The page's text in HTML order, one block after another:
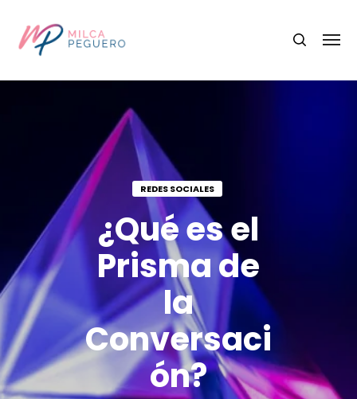
REDES SOCIALES
¿Qué es el
Prisma de
la
Conversaci
ón?